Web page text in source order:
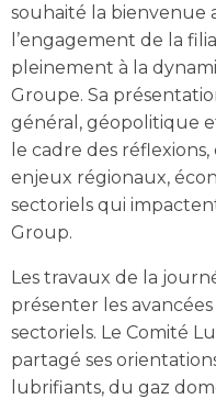
souhaité la bienvenue
l’engagement de la
pleinement à la
Groupe. Sa
général, géopolitique
le cadre des
enjeux régionaux,
sectoriels qui
Group.
Les travaux de la
présenter les
sectoriels. Le Comité
partagé ses
lubrifiants, du gaz